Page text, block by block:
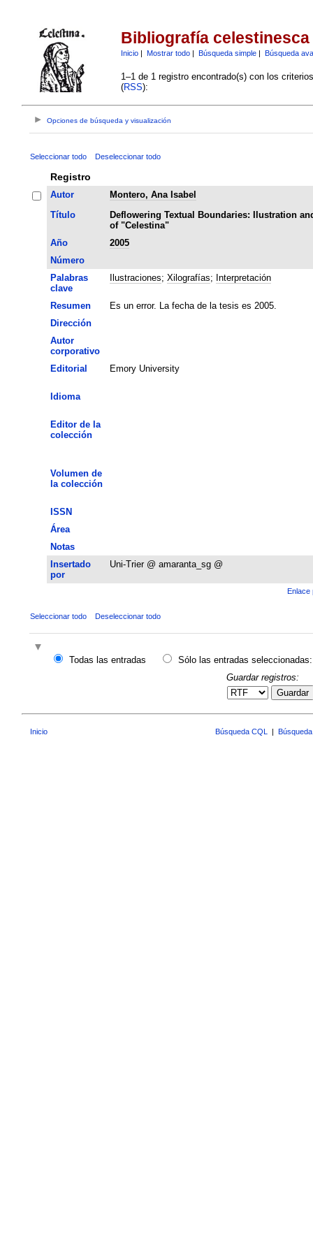
Bibliografía celestinesca
Inicio| Mostrar todo| Búsqueda simple| Búsqueda
1–1 de 1 registro encontrado(s) con los
(RSS):
Opciones de búsqueda y visualización
Seleccionar todo Deseleccionar todo
Registro
Autor
Montero, Ana Isabel
Título
Deflowering Textual Boundaries: Ilustration
of "Celestina"
Año
2005
Número
Palabras
clave
Ilustraciones; Xilografías; Interpretación
Resumen
Es un error. La fecha de la tesis es 2005.
Dirección
Autor
corporativo
Editorial
Emory University
Idioma
Editor de la
colección
Volumen de
la colección
ISSN
Área
Notas
Insertado
por
Uni-Trier @ amaranta_sg @
Enlace
Seleccionar todo Deseleccionar todo
Todas las entradas
Sólo las entradas seleccionadas:
Guardar registros:
Guardar
Inicio Búsqueda CQL